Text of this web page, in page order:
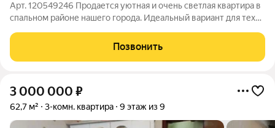
Арт. 120549246 Продается уютная и очень светлая квартира в
спальном районе нашего города. Идеальный вариант для тех
изолированные в светлых тонах и большая кухня -гостиная.
Солнечная сторона
Позвонить
3 000 000 ₽
62,7 м² 3-комн. квартира 9 этаж из 9